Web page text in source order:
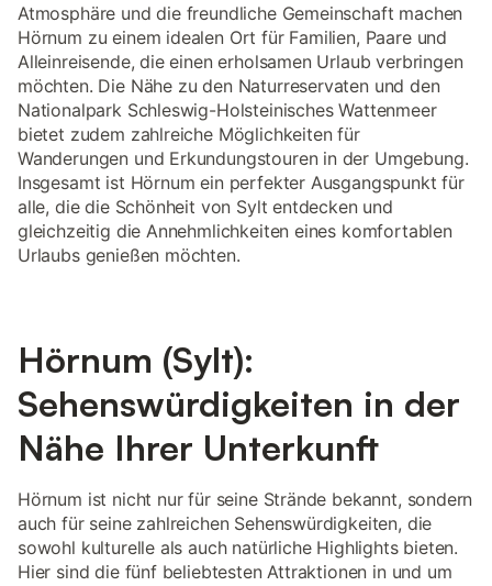
Atmosphäre und die freundliche Gemeinschaft machen
Hörnum zu einem idealen Ort für Familien, Paare und
Alleinreisende, die einen erholsamen Urlaub verbringen
möchten. Die Nähe zu den Naturreservaten und den
Nationalpark Schleswig-Holsteinisches Wattenmeer
bietet zudem zahlreiche Möglichkeiten für
Wanderungen und Erkundungstouren in der Umgebung.
Insgesamt ist Hörnum ein perfekter Ausgangspunkt für
alle, die die Schönheit von Sylt entdecken und
gleichzeitig die Annehmlichkeiten eines komfortablen
Urlaubs genießen möchten.
Hörnum (Sylt):
Sehenswürdigkeiten in der
Nähe Ihrer Unterkunft
Hörnum ist nicht nur für seine Strände bekannt, sondern
auch für seine zahlreichen Sehenswürdigkeiten, die
sowohl kulturelle als auch natürliche Highlights bieten.
Hier sind die fünf beliebtesten Attraktionen in und um